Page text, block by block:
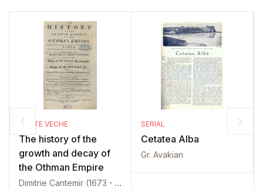
CARTE VECHE
The history of the
growth and decay of
the Othman Empire
Dimitrie Cantemir (1673 - 1723)
SERIAL
Cetatea Alba
Gr. Avakian